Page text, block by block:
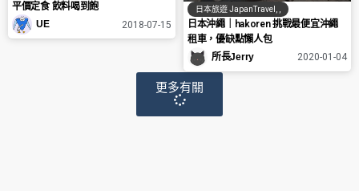
平價定食 飲料喝到飽
UE
2018-07-15
日本旅遊 JapanTravel
日本沖繩｜hakoren 挑戰最便宜沖繩
租車，優缺點懶人包
所長Jerry
2020-01-04
更多有關